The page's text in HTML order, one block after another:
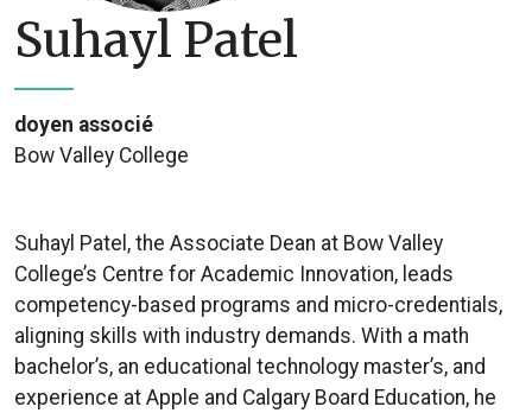
Suhayl Patel
doyen associé
Bow Valley College
Suhayl Patel, the Associate Dean at Bow Valley
College’s Centre for Academic Innovation, leads
competency-based programs and micro-credentials,
aligning skills with industry demands. With a math
bachelor’s, an educational technology master’s, and
experience at Apple and Calgary Board Education, he